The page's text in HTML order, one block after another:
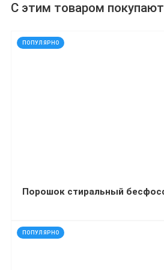
С этим товаром покупают
ПОПУЛЯРНО
код: 11978
ПОПУЛЯРНО
код: 11975